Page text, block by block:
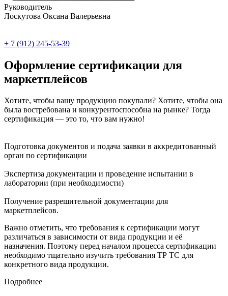
Руководитель
Лоскутова Оксана Валерьевна
+ 7 (912) 245-53-39
Оформление сертификации для
маркетплейсов
Хотите, чтобы вашу продукцию покупали? Хотите, чтобы она
была востребована и конкурентоспособна на рынке? Тогда
сертификация — это то, что вам нужно!
Подготовка документов и подача заявки в аккредитованный
орган по сертификации
Экспертиза документации и проведение испытании в
лаборатории (при необходимости)
Получение разрешительной документации для
маркетплейсов.
Важно отметить, что требования к сертификации могут
различаться в зависимости от вида продукции и её
назначения. Поэтому перед началом процесса сертификации
необходимо тщательно изучить требования ТР ТС для
конкретного вида продукции.
Подробнее